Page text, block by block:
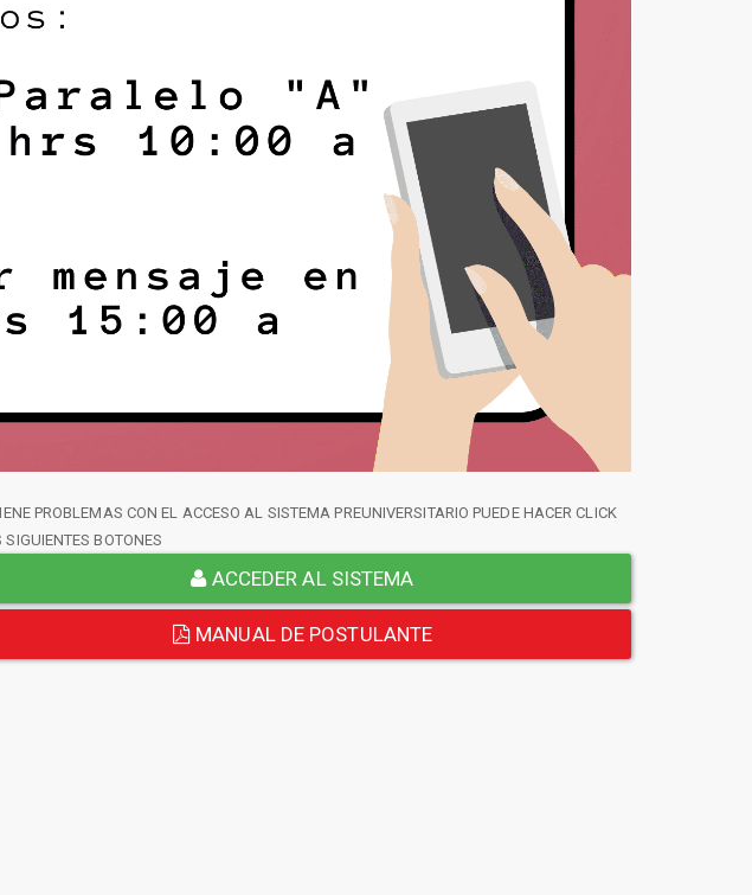
PROBLEMAS CON EL ACCESO AL SISTEMA PREUNIVERSITARIO PUEDE HACER CLICK
SIGUIENTES BOTONES
ACCEDER AL SISTEMA
MANUAL DE POSTULANTE